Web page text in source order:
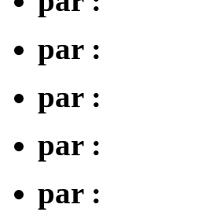
par :
par :
par :
par :